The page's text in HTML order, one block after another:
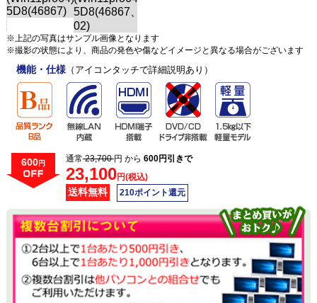
※上記の写真はサンプル画像となります
※撮影の状態により、商品の発色や傷などイメージと異なる場合がございます
機能・仕様（アイコンタッチで詳細説明あり）
600円 通常23,700円 から 600円引きで
23,100円(税込)
送料無料 210ポイント還元